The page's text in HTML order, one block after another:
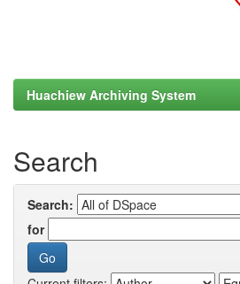
Huachiew Archiving System
Search
Search:
for